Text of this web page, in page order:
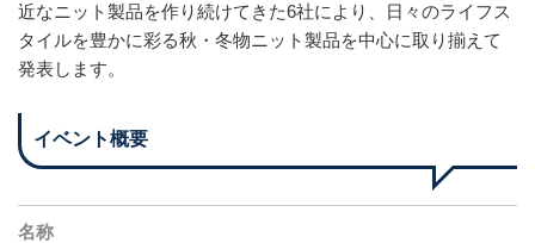
近なニット製品を作り続けてきた6社により、日々のライフス
タイルを豊かに彩る秋・冬物ニット製品を中心に取り揃えて
発表します。
イベント概要
名称